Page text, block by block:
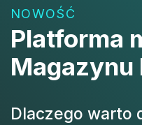
NOWOŚĆ
Platforma
Magazynu
Dlaczego warto